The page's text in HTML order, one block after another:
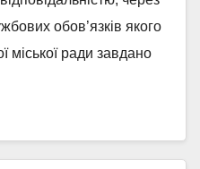
обов’язків якого
міської ради завдано